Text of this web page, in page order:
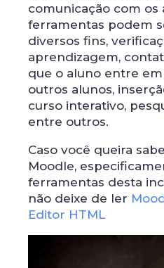
comunicação com os
ferramentas podem
diversos fins,
aprendizagem,
que o aluno entre
outros alunos,
curso interativo,
entre outros.
Caso você queira
Moodle,
ferramentas desta
não deixe de ler
Editor HTML